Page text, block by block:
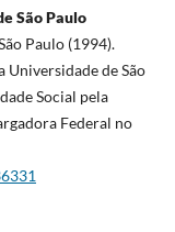
São Paulo
Paulo (1994).
Universidade de São
Social pela
Federal no